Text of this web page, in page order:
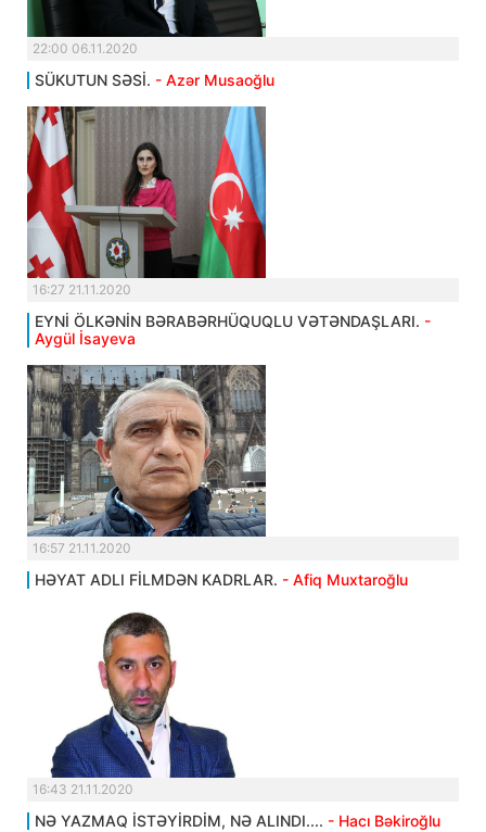
22:00 06.11.2020
SÜKUTUN SƏSİ. - Azər Musaoğlu
16:27 21.11.2020
EYNİ ÖLKƏNİN BƏRABƏRHÜQUQLU VƏTƏNDAŞLARI. -
Aygül İsayeva
16:57 21.11.2020
HƏYAT ADLI FİLMDƏN KADRLAR. - Afiq Muxtaroğlu
16:43 21.11.2020
NƏ YAZMAQ İSTƏYİRDİM, NƏ ALINDI.... - Hacı Bəkiroğlu